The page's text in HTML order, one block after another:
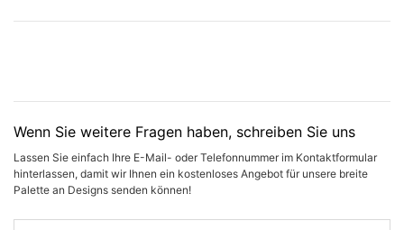
Wenn Sie weitere Fragen haben, schreiben Sie uns
Lassen Sie einfach Ihre E-Mail- oder Telefonnummer im Kontaktformular
hinterlassen, damit wir Ihnen ein kostenloses Angebot für unsere breite
Palette an Designs senden können!